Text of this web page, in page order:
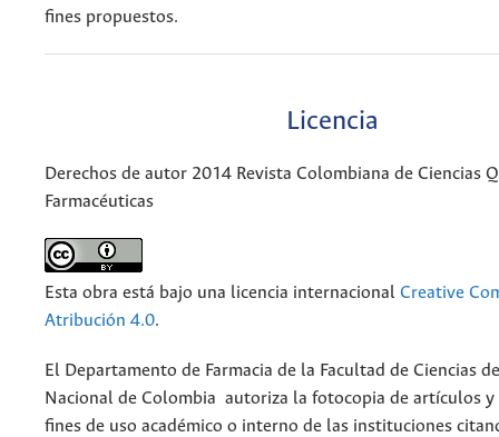
fines propuestos.
Licencia
Derechos de autor 2014 Revista Colombiana de Ciencias
Farmacéuticas
Esta obra está bajo una licencia internacional Creative
Atribución 4.0.
El Departamento de Farmacia de la Facultad de Ciencias
Nacional de Colombia autoriza la fotocopia de artículos
fines de uso académico o interno de las instituciones